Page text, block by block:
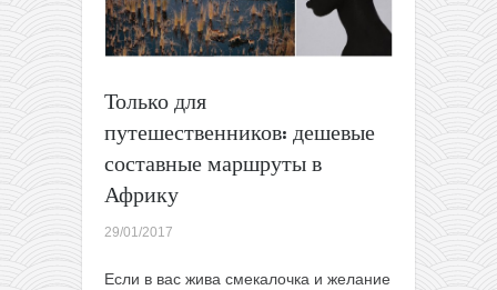
Только для
путешественников: дешевые
составные маршруты в
Африку
29/01/2017
Если в вас жива смекалочка и желание